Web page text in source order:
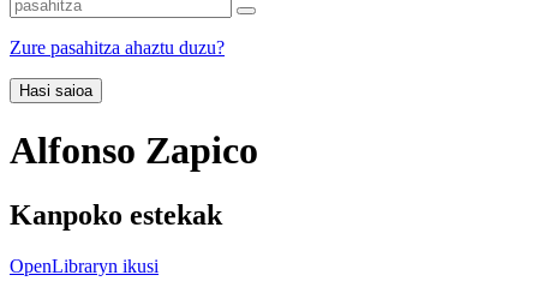
Zure pasahitza ahaztu duzu?
Hasi saioa
Alfonso Zapico
Kanpoko estekak
OpenLibraryn ikusi